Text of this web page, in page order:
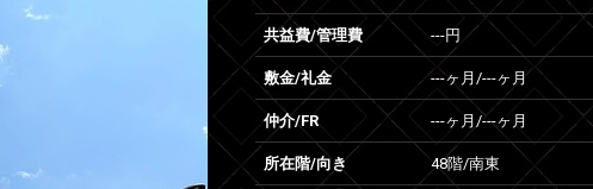
共益費/管理費 ---円
敷金/礼金 ---ヶ月 /---ヶ月
仲介/FR ---ヶ月 /---ヶ月
所在階/向き 48階/南東